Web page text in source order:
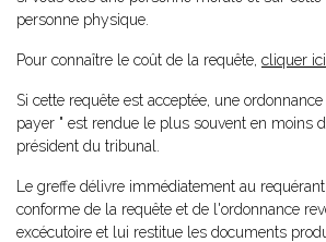
personne physique.
Pour connaître le coût de la requête, cliquer ici
Si cette requête est acceptée, une
payer " est rendue le plus souvent en moins
président du tribunal.
Le greffe délivre immédiatement au
conforme de la requête et de l'ordonnance
excécutoire et lui restitue les documents